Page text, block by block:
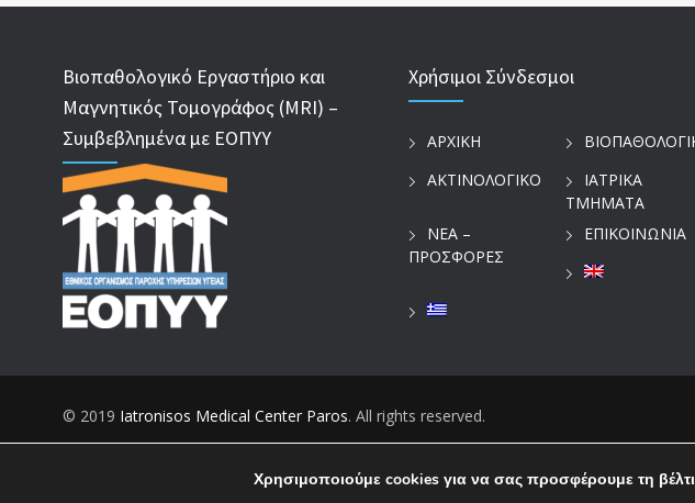
Βιοπαθολογικό Εργαστήριο και
Μαγνητικός Τομογράφος (MRI) –
Συμβεβλημένα με ΕΟΠΥΥ
Χρήσιμοι Σύνδεσμοι
ΑΡΧΙΚΗ
ΑΚΤΙΝΟΛΟΓΙΚΟ
ΙΑΤΡΙΚΑ
ΤΜΗΜΑΤΑ
ΝΕΑ –
ΠΡΟΣΦΟΡΕΣ
ΕΠΙΚΟΙΝΩΝΙΑ
© 2019 Iatronisos Medical Center Paros. All rights reserved.
Χρησιμοποιούμε cookies για να σας προσφέρουμε τη